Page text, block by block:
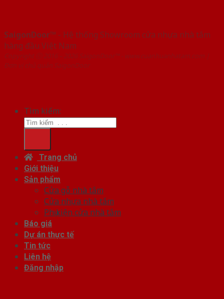
SaigonDoor™ - Hệ thống Showroom cửa nhựa nhà tắm
hàng đầu Việt Nam
Copyright ⓒ 2016 – 2026 SaigonDoor™ - www.cuanhuanhatam.com |
Đơn vị chủ quản SaigonDoor
Tìm kiếm:
Trang chủ
Giới thiệu
Sản phẩm
Cửa gỗ nhà tắm
Cửa nhựa nhà tắm
Phụ kiện cửa nhà tắm
Báo giá
Dự án thực tế
Tin tức
Liên hệ
Đăng nhập